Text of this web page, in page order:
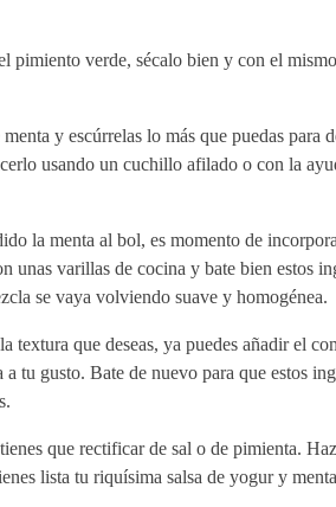
pimiento verde, sécalo bien y con el
y escúrrelas lo más que puedas para
usando un cuchillo afilado o con la
la menta al bol, es momento de
unas varillas de cocina y bate bien estos
se vaya volviendo suave y homogénea.
textura que deseas, ya puedes añadir el
tu gusto. Bate de nuevo para que estos
que rectificar de sal o de pimienta.
lista tu riquísima salsa de yogur y